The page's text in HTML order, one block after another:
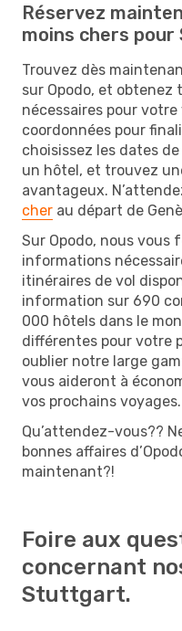
Réservez
moins chers
Trouvez dès
sur Opodo, et
nécessaires pour votre
coordonnées pour
choisissez les dates
un hôtel, et trouvez
avantageux.
cher au départ de
Sur Opodo, nous vous
informations
itinéraires de vol
information sur 690
000 hôtels dans le
différentes pour votre
oublier notre large
vous aideront à
vos prochains voyages.
Qu’attendez-vous??
bonnes affaires
maintenant?!
Foire aux
concernant
Stuttgart.